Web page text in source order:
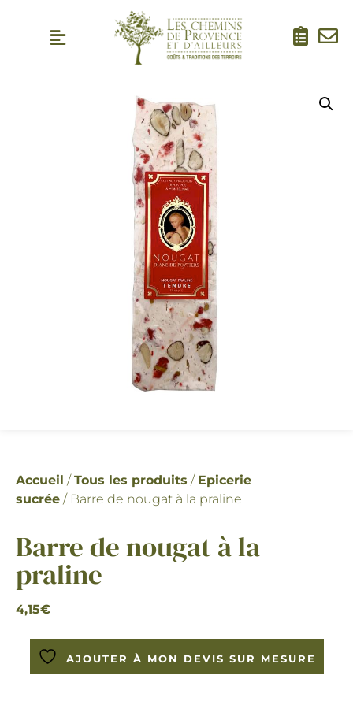
Accueil /Tous les produits / Epicerie
sucrée / Barre de nougat à la praline
Barre de nougat à la
praline
4,15€
AJOUTER À MON DEVIS SUR MESURE